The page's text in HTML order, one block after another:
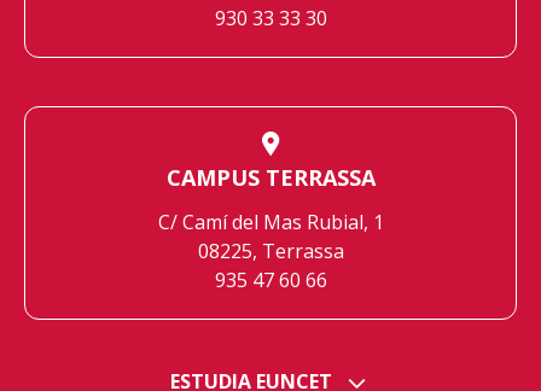
ESTUDIA EUNCET
930 33 33 30
CAMPUS TERRASSA
C/ Camí del Mas Rubial, 1
08225, Terrassa
935 47 60 66